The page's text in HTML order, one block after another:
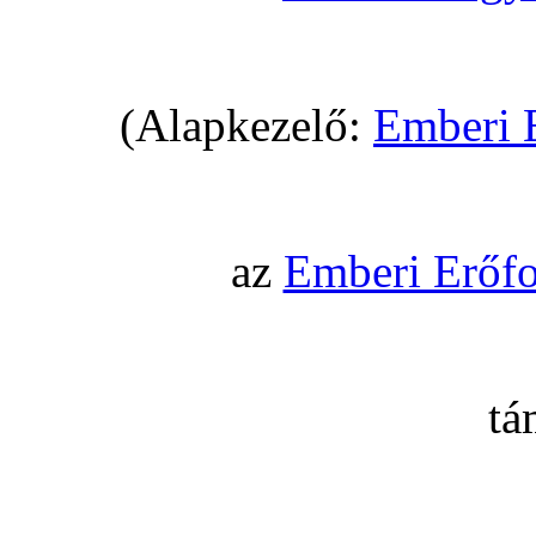
(Alapkezelő: Emberi
az Emberi